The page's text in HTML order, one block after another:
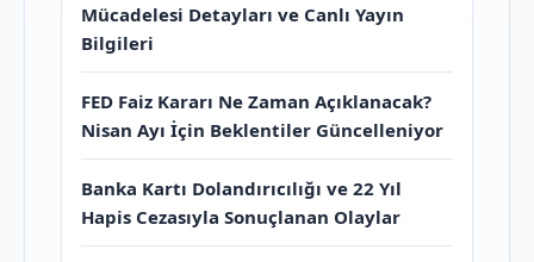
Mücadelesi Detayları ve Canlı Yayın
Bilgileri
FED Faiz Kararı Ne Zaman Açıklanacak?
Nisan Ayı İçin Beklentiler Güncelleniyor
Banka Kartı Dolandırıcılığı ve 22 Yıl
Hapis Cezasıyla Sonuçlanan Olaylar